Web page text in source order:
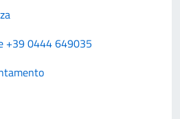
+39 0444 649035